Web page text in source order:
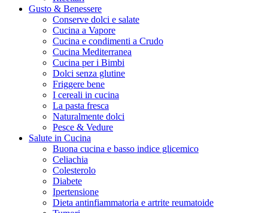
Gusto & Benessere
Conserve dolci e salate
Cucina a Vapore
Cucina e condimenti a Crudo
Cucina Mediterranea
Cucina per i Bimbi
Dolci senza glutine
Friggere bene
I cereali in cucina
La pasta fresca
Naturalmente dolci
Pesce & Vedure
Salute in Cucina
Buona cucina e basso indice glicemico
Celiachia
Colesterolo
Diabete
Ipertensione
Dieta antinfiammatoria e artrite reumatoide